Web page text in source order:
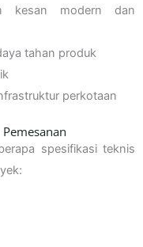
kesan modern dan
tahan produk
perkotaan
spesifikasi teknis